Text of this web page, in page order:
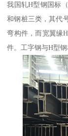
我国轧H型钢国标
和钢桩三类，其代
弯构件，而宽翼缘
件。工字钢与H型